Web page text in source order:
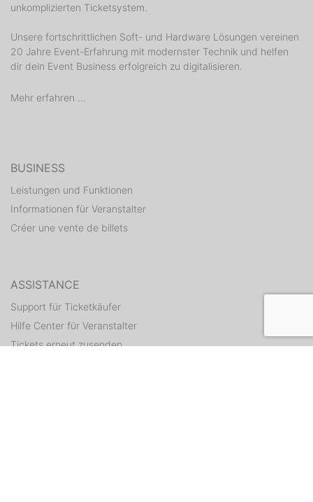
unkomplizierten Ticketsystem.
Unsere fortschrittlichen Soft- und Hardware Lösungen vereinen
20 Jahre Event-Erfahrung mit modernster Technik und helfen
dir dein Event Business erfolgreich zu digitalisieren.
Mehr erfahren ...
BUSINESS
Leistungen und Funktionen
Informationen für Veranstalter
Créer une vente de billets
ASSISTANCE
Support für Ticketkäufer
Hilfe Center für Veranstalter
Tickets erneut zusenden